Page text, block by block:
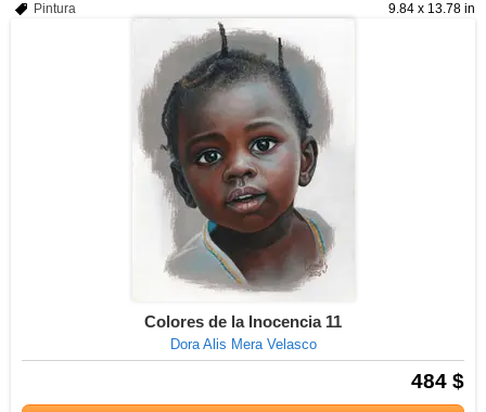
9.84 x 13.78 in
Pintura
Colores de la Inocencia 11
Dora Alis Mera Velasco
484 $